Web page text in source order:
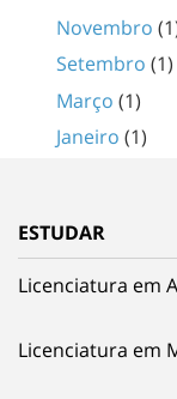
Novembro
Setembro (1)
Março (1)
Janeiro (1)
ESTUDAR
Licenciatura em
Licenciatura em